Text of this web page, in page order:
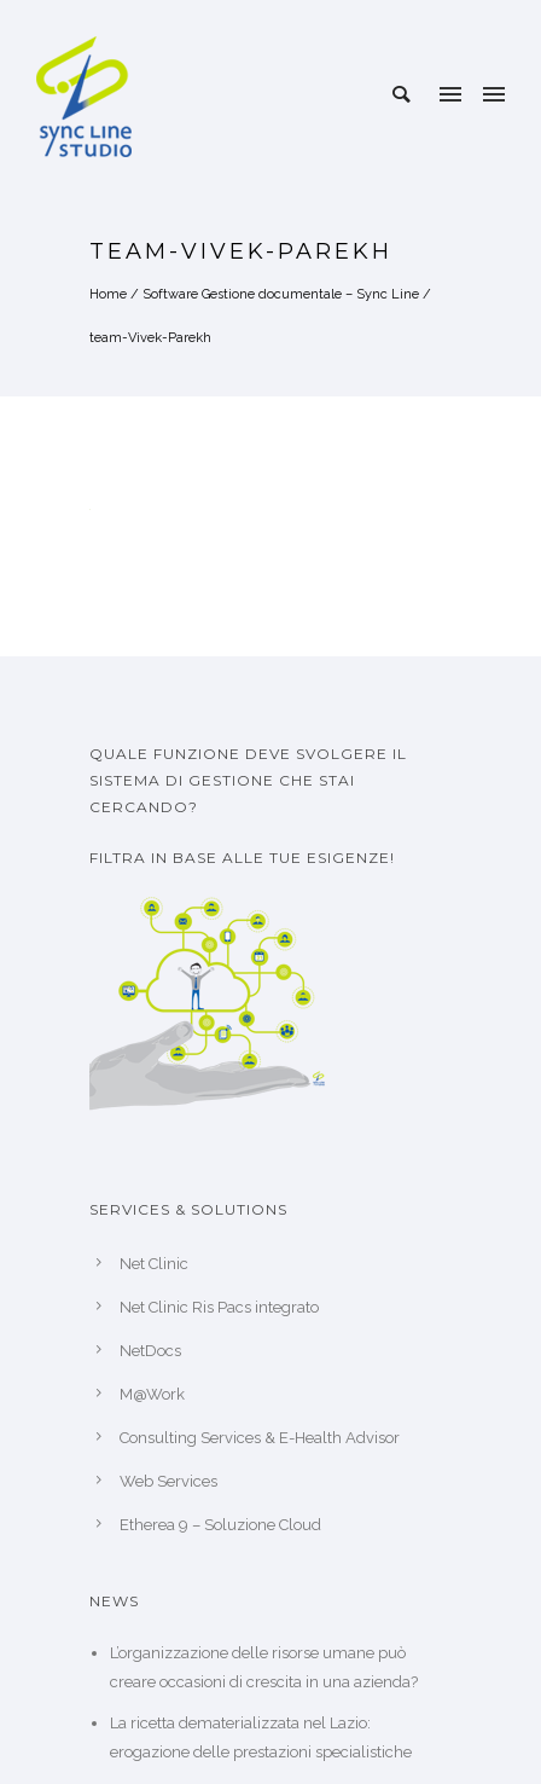
TEAM-VIVEK-PAREKH
Home / Software Gestione documentale – Sync Line /
team-Vivek-Parekh
QUALE FUNZIONE DEVE SVOLGERE IL
SISTEMA DI GESTIONE CHE STAI
CERCANDO?
FILTRA IN BASE ALLE TUE ESIGENZE!
SERVICES & SOLUTIONS
Net Clinic
Net Clinic Ris Pacs integrato
NetDocs
M@Work
Consulting Services & E-Health Advisor
Web Services
Etherea 9 – Soluzione Cloud
NEWS
L’organizzazione delle risorse umane può
creare occasioni di crescita in una azienda?
La ricetta dematerializzata nel Lazio:
erogazione delle prestazioni specialistiche